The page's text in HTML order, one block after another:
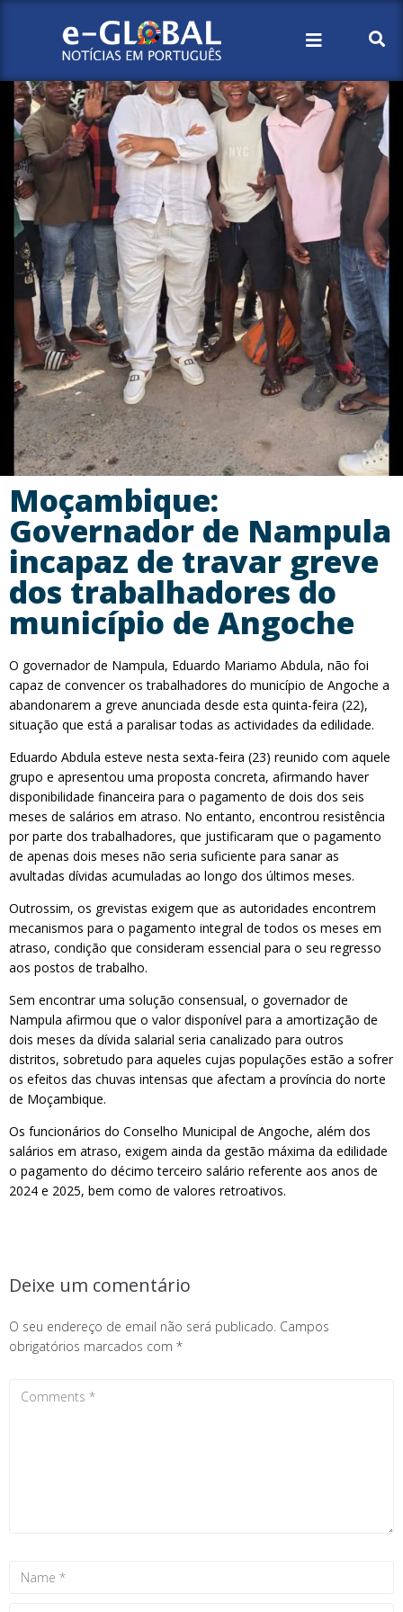
Moçambique:
Governador de Nampula
incapaz de travar greve
dos trabalhadores do
município de Angoche
O governador de Nampula, Eduardo Mariamo Abdula, não foi
capaz de convencer os trabalhadores do município de Angoche a
abandonarem a greve anunciada desde esta quinta-feira (22),
situação que está a paralisar todas as actividades da edilidade.
Eduardo Abdula esteve nesta sexta-feira (23) reunido com aquele
grupo e apresentou uma proposta concreta, afirmando haver
disponibilidade financeira para o pagamento de dois dos seis
meses de salários em atraso. No entanto, encontrou resistência
por parte dos trabalhadores, que justificaram que o pagamento
de apenas dois meses não seria suficiente para sanar as
avultadas dívidas acumuladas ao longo dos últimos meses.
Outrossim, os grevistas exigem que as autoridades encontrem
mecanismos para o pagamento integral de todos os meses em
atraso, condição que consideram essencial para o seu regresso
aos postos de trabalho.
Sem encontrar uma solução consensual, o governador de
Nampula afirmou que o valor disponível para a amortização de
dois meses da dívida salarial seria canalizado para outros
distritos, sobretudo para aqueles cujas populações estão a sofrer
os efeitos das chuvas intensas que afectam a província do norte
de Moçambique.
Os funcionários do Conselho Municipal de Angoche, além dos
salários em atraso, exigem ainda da gestão máxima da edilidade
o pagamento do décimo terceiro salário referente aos anos de
2024 e 2025, bem como de valores retroativos.
Deixe um comentário
O seu endereço de email não será publicado. Campos
obrigatórios marcados com *